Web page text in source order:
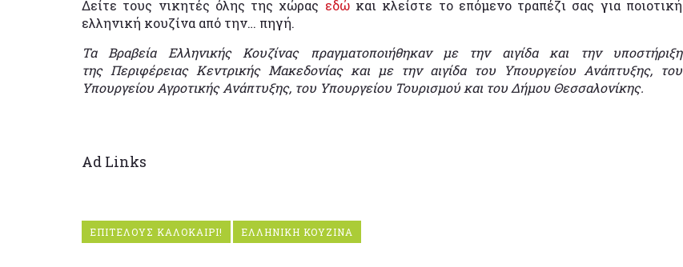
Δείτε τους νικητές όλης της χώρας εδώκαι κλείστε το επόμενο τραπέζι σας για ποιοτική
ελληνική κουζίνα από την… πηγή.
Τα Βραβεία Ελληνικής Κουζίνας πραγματοποιήθηκαν με την αιγίδα και την υποστήριξη
της Περιφέρειας Κεντρικής Μακεδονίας και με την αιγίδα του Υπουργείου Ανάπτυξης, του
Υπουργείου Αγροτικής Ανάπτυξης, του Υπουργείου Τουρισμού και του Δήμου Θεσσαλονίκης.
Ad Links
ΕΠΙΤΕΛΟΥΣ ΚΑΛΟΚΑΙΡΙ! ΕΛΛΗΝΙΚΗ ΚΟΥΖΙΝΑ